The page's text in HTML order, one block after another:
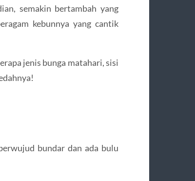
semakin bertambah yang
kebunnya yang cantik
jenis bunga matahari, sisi
bundar dan ada bulu